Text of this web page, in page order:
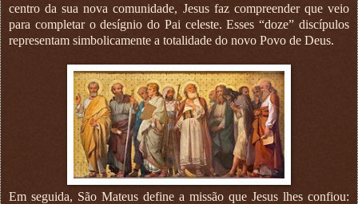
centro da sua nova comunidade, Jesus faz compreender que veio
para completar o desígnio do Pai celeste. Esses “doze” discípulos
representam simbolicamente a totalidade do novo Povo de Deus.
Em seguida, São Mateus define a missão que Jesus lhes confiou: